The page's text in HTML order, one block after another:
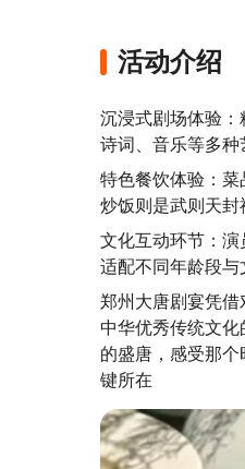
活动介绍
沉浸式剧场体验：
诗词、音乐等多
特色餐饮体验：
炒饭则是武则天
文化互动环节：
适配不同年龄段
郑州大唐剧宴凭
中华优秀传统文
的盛唐，感受那
键所在